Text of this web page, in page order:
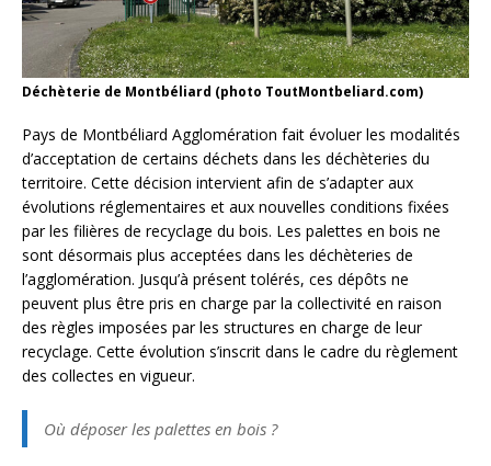
Déchèterie de Montbéliard (photo ToutMontbeliard.com)
Pays de Montbéliard Agglomération fait évoluer les modalités
d’acceptation de certains déchets dans les déchèteries du
territoire. Cette décision intervient afin de s’adapter aux
évolutions réglementaires et aux nouvelles conditions fixées
par les filières de recyclage du bois. Les palettes en bois ne
sont désormais plus acceptées dans les déchèteries de
l’agglomération. Jusqu’à présent tolérés, ces dépôts ne
peuvent plus être pris en charge par la collectivité en raison
des règles imposées par les structures en charge de leur
recyclage. Cette évolution s’inscrit dans le cadre du règlement
des collectes en vigueur.
Où déposer les palettes en bois ?